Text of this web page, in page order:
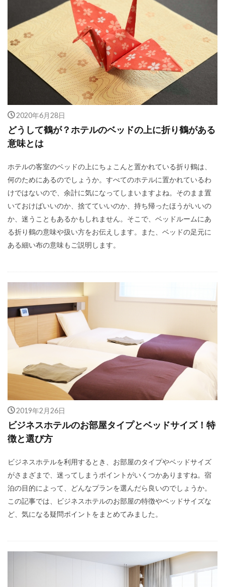
2020年6月28日
どうして鶴が？ホテルのベッドの上に折り鶴がある
意味とは
ホテルの客室のベッドの上にちょこんと置かれている折り鶴は、
何のためにあるのでしょうか。すべてのホテルに置かれているわ
けではないので、余計に気になってしまいますよね。そのまま置
いておけばいいのか、捨てていいのか、持ち帰ったほうがいいの
か、迷うこともあるかもしれません。そこで、ベッドルームにあ
る折り鶴の意味や扱い方をお伝えします。また、ベッドの足元に
ある細い布の意味もご説明します。
2019年2月26日
ビジネスホテルのお部屋タイプとベッドサイズ！特
徴と選び方
ビジネスホテルを利用するとき、お部屋のタイプやベッドサイズ
がさまざまで、迷ってしまうポイントがいくつかありますね。宿
泊の目的によって、どんなプランを選んだら良いのでしょうか。
この記事では、ビジネスホテルのお部屋の特徴やベッドサイズな
ど、気になる疑問ポイントをまとめてみました。